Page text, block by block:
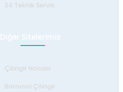
24 Teknik Servis
Diğer Sitelerimiz
Çilingir Hocası
Bornova Çilingir